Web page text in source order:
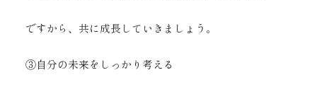
ですから、共に成長していきましょう。
③自分の未来をしっかり考える